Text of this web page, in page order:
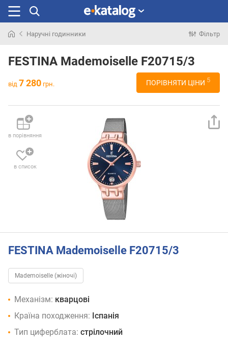
раніше
Наручні годинники Фільтр
FESTINA Mademoiselle F20715/3
від 7 280 грн. ПОРІВНЯТИ ЦІНИ 5
в порівняння
в список
FESTINA Mademoiselle F20715/3
Mademoiselle (жіночі)
Механізм: кварцові
Країна походження: Іспанія
Тип циферблата: стрілочний